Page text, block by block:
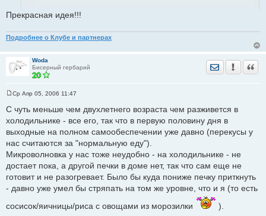
е
А у вас брат не забывает про еду, стоящую на плите? Я
уйдет в комнату и забудет про все
А если таймер купить? - моей очень нравится за таймером
Прекрасная идея!!!
Подробнее о Клубе и партнерах
Woda
Бисерный гербарий
Отправить
о
б
е
н
е
Ср Апр 05, 2006 11:47
С чуть меньше чем двухлетнего возраста чем разживется в
холодильнике - все его, так что в первую половину дня в
выходные на полном самообеспечении уже давно (перекусы у
нас считаются за "нормальную еду").
Микроволновка у нас тоже неудобно - на холодильнике - не
достает пока, а другой печки в доме нет, так что сам еще не
готовит и не разогревает. Было бы куда пониже печку приткнуть
- давно уже умел бы стряпать на том же уровне, что и я (то есть
сосисок/яичницы/риса с овощами из морозилки
).